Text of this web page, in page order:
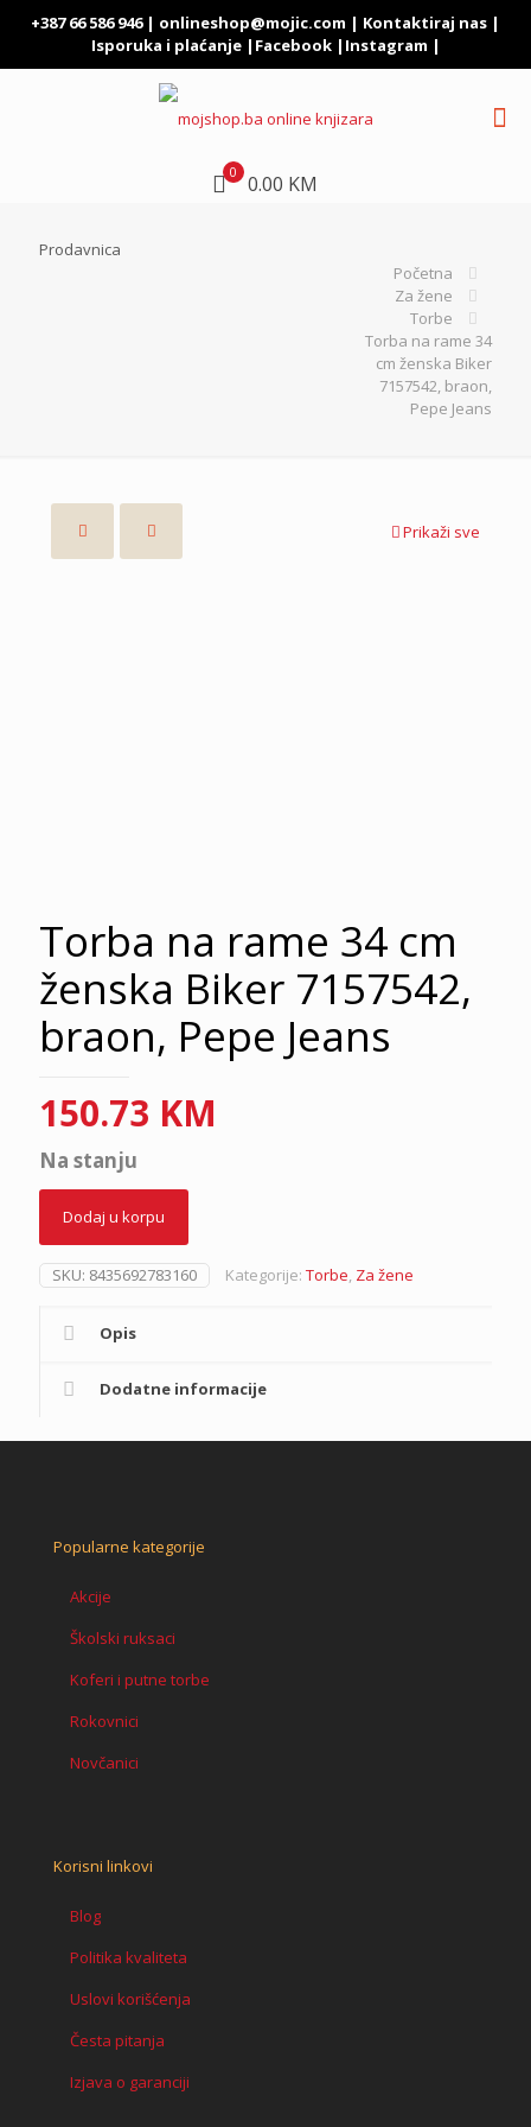
+387 66 586 946 | onlineshop@mojic.com | Kontaktiraj nas |
Isporuka i plaćanje| Facebook| Instagram |
0 0.00 KM
Prodavnica
Početna
Za žene
Torbe
Torba na rame 34
cm ženska Biker
7157542, braon,
Pepe Jeans
Prikaži sve
Torba na rame 34 cm
ženska Biker 7157542,
braon, Pepe Jeans
150.73 KM
Na stanju
Dodaj u korpu
SKU: 8435692783160 Kategorije: Torbe Za žene
Opis
Dodatne informacije
Popularne kategorije
Akcije
Školski ruksaci
Koferi i putne torbe
Rokovnici
Novčanici
Korisni linkovi
Blog
Politika kvaliteta
Uslovi korišćenja
Česta pitanja
Izjava o garanciji